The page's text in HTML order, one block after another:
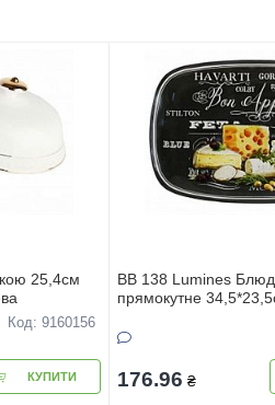
25,4см
Код: 9160156
КУПИТИ
BB 138 Lumines
прямокутне
176.96 ₴